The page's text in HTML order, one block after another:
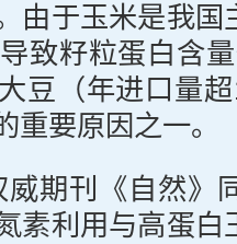
由于玉米是我国
致籽粒蛋白含
豆（年进口量
重要原因之一。
期刊《自然》
素利用与高蛋白